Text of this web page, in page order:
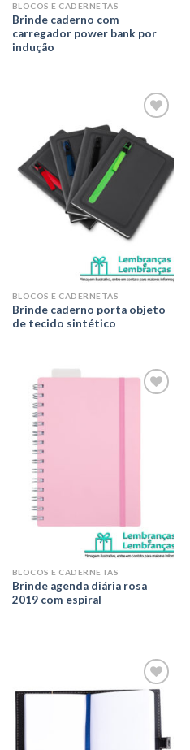
BLOCOS E CADERNETAS
Brinde caderno com
carregador power bank por
indução
Adicionar
aos meus
desejos
BLOCOS E CADERNETAS
Brinde caderno porta objeto
de tecido sintético
BLOCOS E CADERNETAS
Brinde agenda diária rosa
2019 com espiral
Adicionar
aos meus
desejos